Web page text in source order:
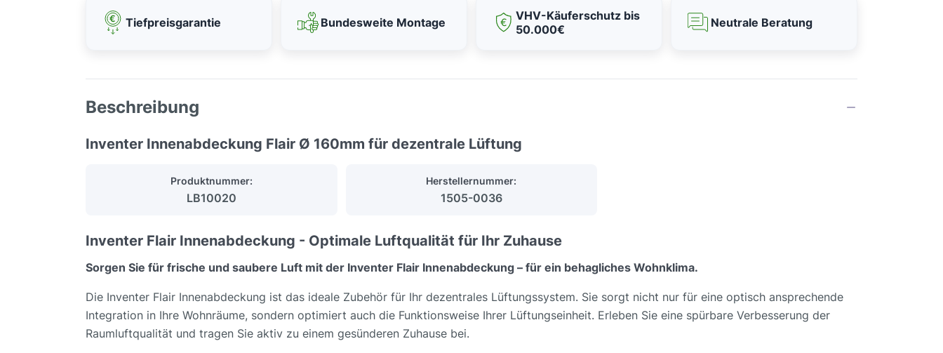
Tiefpreisgarantie Bundesweite Montage
VHV-Käuferschutz bis
50.000€
Neutrale Beratung
Beschreibung
Inventer Innenabdeckung Flair Ø 160mm für dezentrale Lüftung
Produktnummer:
LB10020
Herstellernummer:
1505-0036
Inventer Flair Innenabdeckung - Optimale Luftqualität für Ihr Zuhause
Sorgen Sie für frische und saubere Luft mit der Inventer Flair Innenabdeckung – für ein behagliches Wohnklima.
Die Inventer Flair Innenabdeckung ist das ideale Zubehör für Ihr dezentrales Lüftungssystem. Sie sorgt nicht nur für eine optisch ansprechende
Integration in Ihre Wohnräume, sondern optimiert auch die Funktionsweise Ihrer Lüftungseinheit. Erleben Sie eine spürbare Verbesserung der
Raumluftqualität und tragen Sie aktiv zu einem gesünderen Zuhause bei.